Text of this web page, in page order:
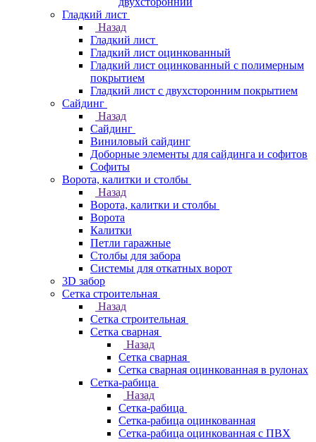
Гладкий лист
Назад
Гладкий лист
Гладкий лист оцинкованный
Гладкий лист оцинкованный с полимерным
покрытием
Гладкий лист с двухсторонним покрытием
Сайдинг
Назад
Сайдинг
Виниловый сайдинг
Доборные элементы для сайдинга и софитов
Софиты
Ворота, калитки и столбы
Назад
Ворота, калитки и столбы
Ворота
Калитки
Петли гаражные
Столбы для забора
Системы для откатных ворот
3D забор
Сетка строительная
Назад
Сетка строительная
Сетка сварная
Назад
Сетка сварная
Сетка сварная оцинкованная в рулонах
Сетка-рабица
Назад
Сетка-рабица
Сетка-рабица оцинкованная
Сетка-рабица оцинкованная с ПВХ